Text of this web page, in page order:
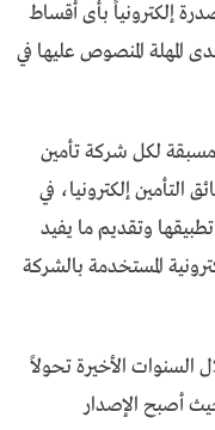
إلكترونياً بأى أقساط
المهلة المنصوص عليها في
مسبقة لكل شركة تأمين
التأمين إلكترونيا، في
وتقديم ما يفيد
المستخدمة بالشركة
السنوات الأخيرة تحولاً
أصبح الإصدار